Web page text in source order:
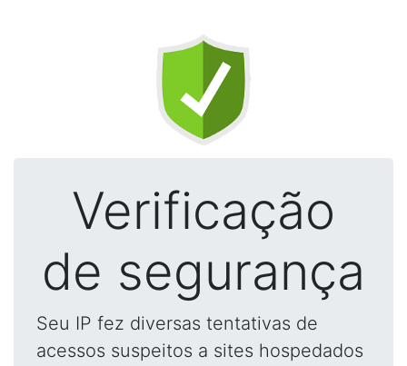
Verificação
de segurança
Seu IP fez diversas tentativas de
acessos suspeitos a sites hospedados